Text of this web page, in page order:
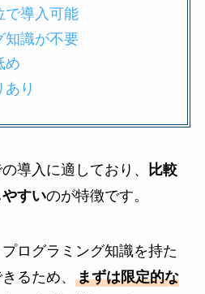
で導入可能
知識が不要
め
あり
導入に適しており、
比較
すいのが特徴です。
ログラミング知識を持た
るため、 まずは限定的な